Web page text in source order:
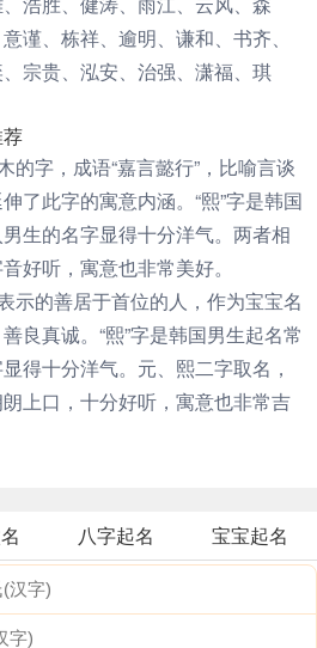
谨、栋祥、逾明、谦和、书齐、
宗贵、泓安、治强、潇福、琪
的字，成语“嘉言懿行”，比喻言谈
了此字的寓意内涵。“熙”字是韩国
生的名字显得十分洋气。两者相
好听，寓意也非常美好。
示的善居于首位的人，作为宝宝名
良真诚。“熙”字是韩国男生起名常
得十分洋气。元、熙二字取名，
上口，十分好听，寓意也非常吉
八字起名 宝宝起名